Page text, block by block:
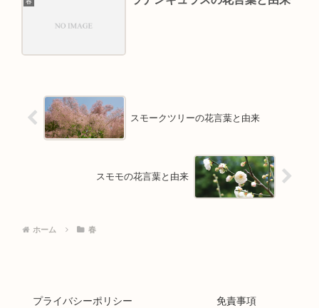
春
スモークツリーの花言葉と由来
スモモの花言葉と由来
ホーム 春
プライバシーポリシー 免責事項